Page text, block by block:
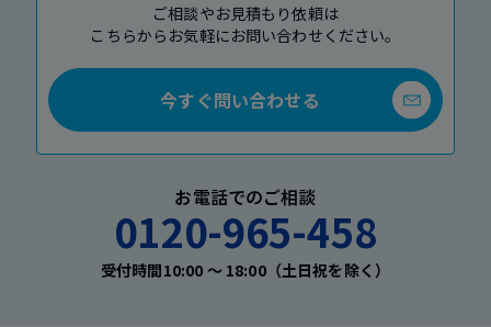
ご相談やお見積もり依頼は
こちらからお気軽にお問い合わせください。
今すぐ問い合わせる
お電話でのご相談
0120-965-458
受付時間10:00 〜 18:00（土日祝を除く）